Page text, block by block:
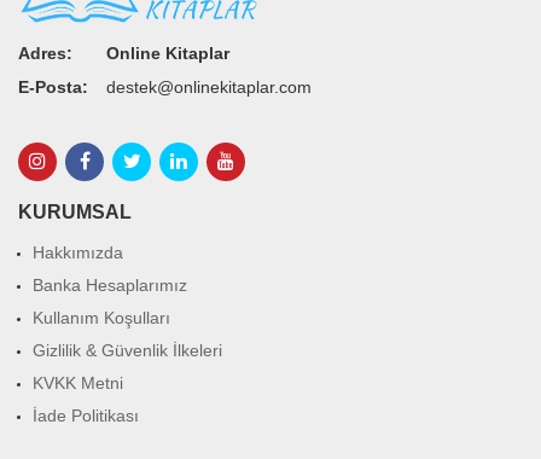
Adres:
Online Kitaplar
E-Posta:
destek@onlinekitaplar.com
KURUMSAL
Hakkımızda
Banka Hesaplarımız
Kullanım Koşulları
Gizlilik & Güvenlik İlkeleri
KVKK Metni
İade Politikası